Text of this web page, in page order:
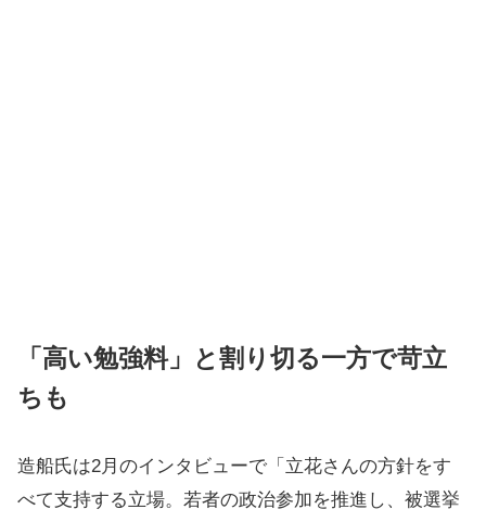
「高い勉強料」と割り切る一方で苛立
ちも
造船氏は2月のインタビューで「立花さんの方針をす
べて支持する立場。若者の政治参加を推進し、被選挙